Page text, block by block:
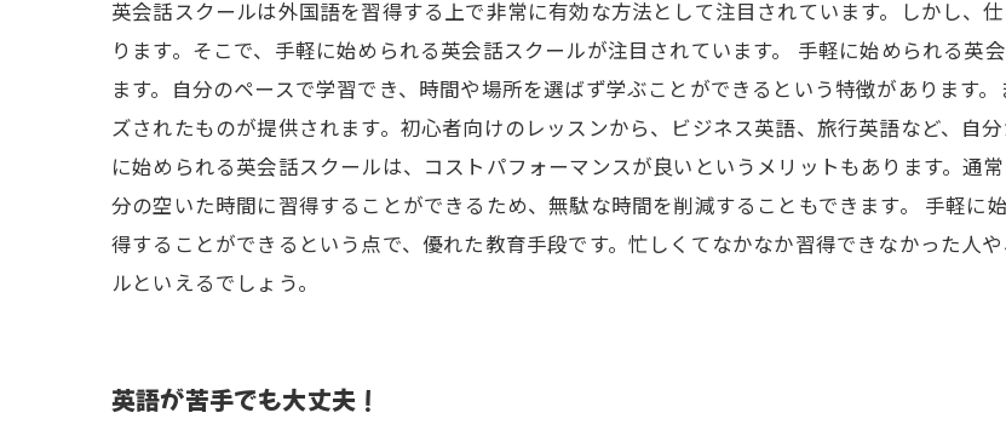
英会話スクールは外国語を習得する上で非常に有効な方法として注目されています。しかし、
ります。そこで、手軽に始められる英会話スクールが注目されています。 手軽に始められる英
ます。自分のペースで学習でき、時間や場所を選ばず学ぶことができるという特徴があります
ズされたものが提供されます。初心者向けのレッスンから、ビジネス英語、旅行英語など、自
に始められる英会話スクールは、コストパフォーマンスが良いというメリットもあります。通
分の空いた時間に習得することができるため、無駄な時間を削減することもできます。 手軽に
得することができるという点で、優れた教育手段です。忙しくてなかなか習得できなかった人
ルといえるでしょう。
英語が苦手でも大丈夫！